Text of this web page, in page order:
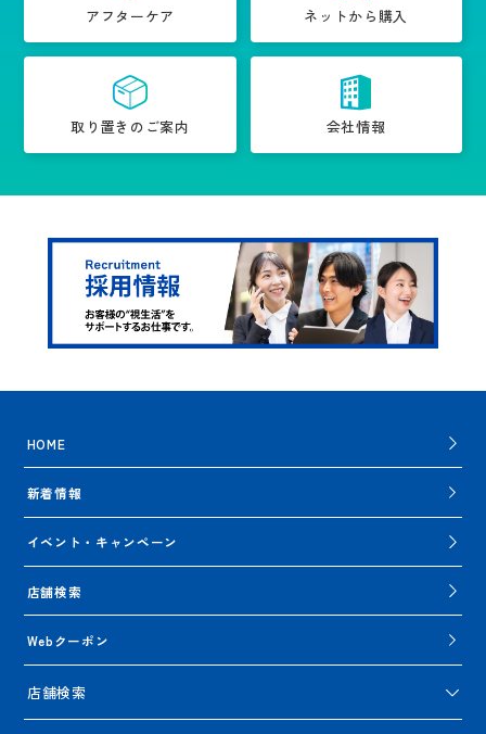
アフターケア ネットから購入
取り置きのご案内 会社情報
HOME
新着情報
イベント・キャンペーン
店舗検索
Webクーポン
店舗検索